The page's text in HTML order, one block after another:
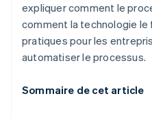
expliquer comment le
comment la technologie le
pratiques pour les
automatiser le processus.
Sommaire de cet article